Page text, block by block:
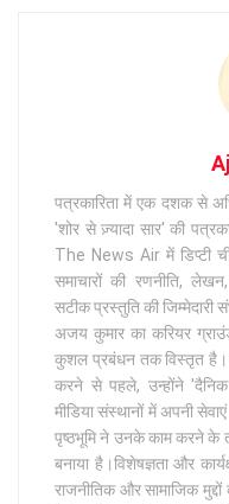
पत्रकारिता में एक दशक से
'शोर से ज़्यादा सार' की
The News Air में डिप्टी
समाचारों की रणनीति,
सटीक प्रस्तुति की
अजय कुमार का करियर
कुशल प्रबंधन तक विस्तृत है।
करने से पहले, उन्होंने
मीडिया संस्थानों में अपनी
पृष्ठभूमि ने उनके काम करने के
बनाया है।विशेषज्ञता और
राजनीतिक और सामाजिक